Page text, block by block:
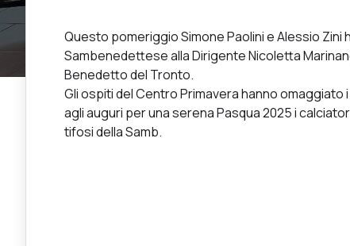
Questo pomeriggio Simone Paolini e Alessio Zini
Sambenedettese alla Dirigente Nicoletta
Benedetto del Tronto.
Gli ospiti del Centro Primavera hanno
agli auguri per una serena Pasqua 2025 i
tifosi della Samb.